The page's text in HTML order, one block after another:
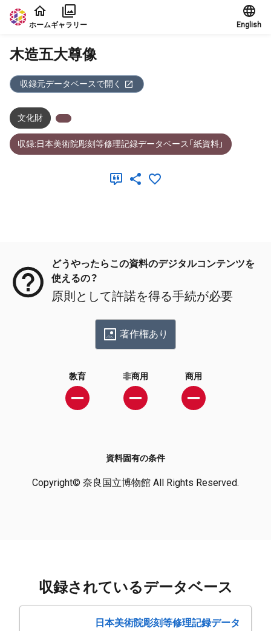
本文に飛ぶ
ホームギャラリー English
木造五大尊像
収録元データベースで開く
文化財
収録:日本美術院彫刻等修理記録データベース「紙資料」
どうやったらこの資料のデジタルコンテンツを
使えるの？
原則として許諾を得る手続が必要
著作権あり
教育 非商用 商用
資料固有の条件
Copyright© 奈良国立博物館 All Rights Reserved.
収録されているデータベース
日本美術院彫刻等修理記録データ